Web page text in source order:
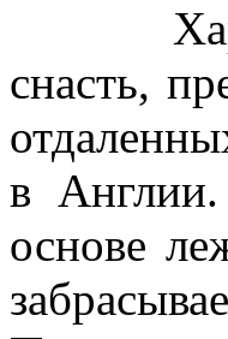
снасть,
в
основе